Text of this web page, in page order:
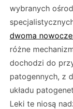
wybranych
dwoma
różne
dochodzi do
patogennych, z
układu
Leki te niosą